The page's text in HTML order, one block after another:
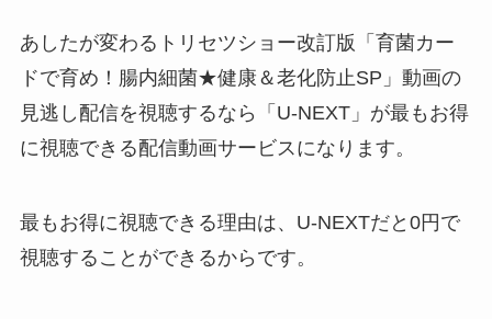
あしたが変わるトリセツショー改訂版「育菌カー
ドで育め！腸内細菌★健康＆老化防止SP」動画の
見逃し配信を視聴するなら「U-NEXT」が最もお得
に視聴できる配信動画サービスになります。
最もお得に視聴できる理由は、U-NEXTだと0円で
視聴することができるからです。